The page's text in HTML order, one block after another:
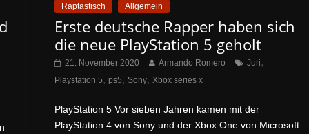
Raptastisch Allgemein
Erste deutsche Rapper haben sich
die neue PlayStation 5 geholt
21. November 2020 Armando Romero Juri,
Playstation 5,ps5, Sony, Xbox series x
PlayStation 5 Vor sieben Jahren kamen mit der
PlayStation 4 von Sony und der Xbox One von Microsoft